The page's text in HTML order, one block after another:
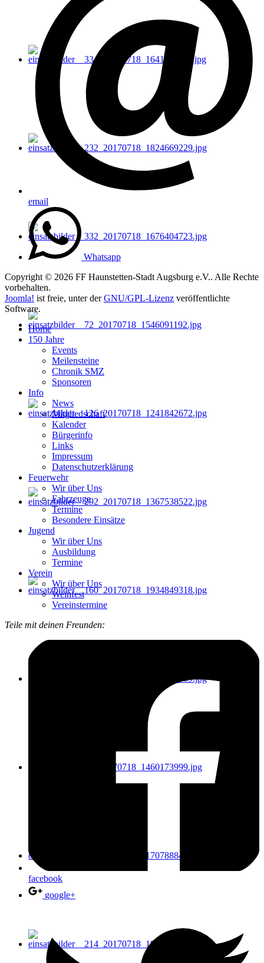
email
Whatsapp
Copyright © 2026 FF Haunstetten-Stadt Augsburg e.V.. Alle Rechte
vorbehalten.
Joomla! ist freie, unter derGNU/GPL-Lizenz veröffentlichte
Software.
Home
150 Jahre
Events
Meilensteine
Chronik SMZ
Sponsoren
Info
News
Mitgliedschaft
Kalender
Bürgerinfo
Links
Impressum
Datenschutzerklärung
Feuerwehr
Wir über Uns
Fahrzeuge
Termine
Besondere Einsätze
Jugend
Wir über Uns
Ausbildung
Termine
Verein
Wir über Uns
Weinfest
Vereinstermine
Teile mit deinen Freunden:
facebook
google+